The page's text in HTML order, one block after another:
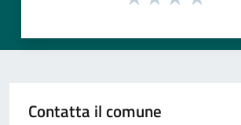
Contatta il comune